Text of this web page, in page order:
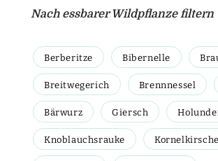
Nach essbarer Wildpflanze filtern
Berberitze Bibernelle
Breitwegerich Brennnessel
Bärwurz Giersch
Knoblauchsrauke Kornelkirsche